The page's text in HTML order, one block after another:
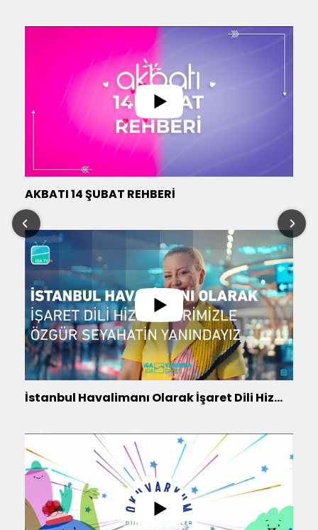
AKBATI 14 ŞUBAT REHBERİ
İstanbul Havalimanı Olarak İşaret Dili Hizmetlerimizle Özgür Seyahatin Yanındayız